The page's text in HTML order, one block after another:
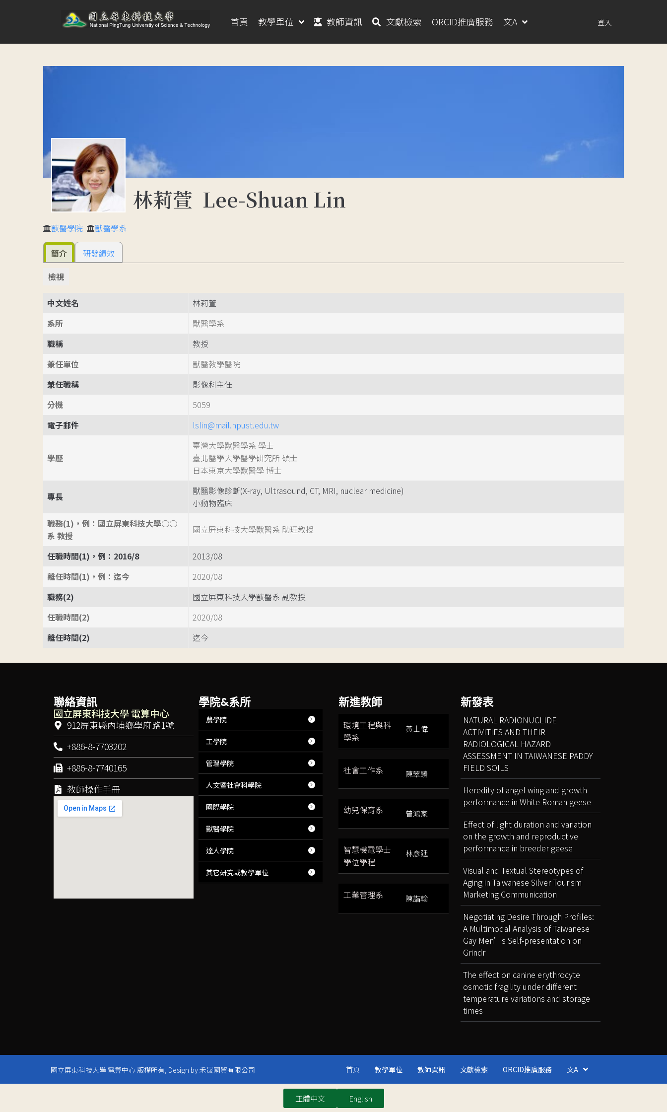
首頁 教學單位 教師資訊 文獻檢索 ORCID推廣服務 文A 登入
林莉萱 Lee-Shuan Lin
獸醫學院 獸醫學系
簡介
研發績效
檢視
中文姓名
林莉萱
系所
獸醫學系
職稱
教授
兼任單位
獸醫教學醫院
兼任職稱
影像科主任
分機
5059
電子郵件
lslin@mail.npust.edu.tw
學歷
臺灣大學獸醫學系 學士
臺北醫學大學醫學研究所 碩士
日本東京大學獸醫學 博士
專長
獸醫影像診斷(X-ray, Ultrasound, CT, MRI, nuclear medicine)
小動物臨床
職務(1)，例：國立屏東科技大學○○
系 教授
國立屏東科技大學獸醫系 助理教授
任職時間(1)，例：2016/8
2013/08
離任時間(1)，例：迄今
2020/08
職務(2)
國立屏東科技大學獸醫系 副教授
任職時間(2)
2020/08
離任時間(2)
迄今
聯絡資訊
國立屏東科技大學 電算中心
912屏東縣內埔鄉學府路1號
+886-8-7703202
+886-8-7740165
教師操作手冊
學院&系所
農學院
工學院
管理學院
人文暨社會科學院
國際學院
獸醫學院
達人學院
其它研究或教學單位
新進教師
環境工程與科
學系
黃士偉
社會工作系 陳翠臻
幼兒保育系 曾鴻家
智慧機電學士
學位學程
林彥廷
工業管理系 陳詣翰
新發表
NATURAL RADIONUCLIDE
ACTIVITIES AND THEIR
RADIOLOGICAL HAZARD
ASSESSMENT IN TAIWANESE PADDY
FIELD SOILS
Heredity of angel wing and growth
performance in White Roman geese
Effect of light duration and variation
on the growth and reproductive
performance in breeder geese
Visual and Textual Stereotypes of
Aging in Taiwanese Silver Tourism
Marketing Communication
Negotiating Desire Through Profiles:
A Multimodal Analysis of Taiwanese
Gay Men’s Self-presentation on
Grindr
The effect on canine erythrocyte
osmotic fragility under different
temperature variations and storage
times
國立屏東科技大學 電算中心 版權所有, Design by 禾晟國貿有限公司 首頁 教學單位 教師資訊 文獻檢索 ORCID推廣服務 文A
正體中文 English